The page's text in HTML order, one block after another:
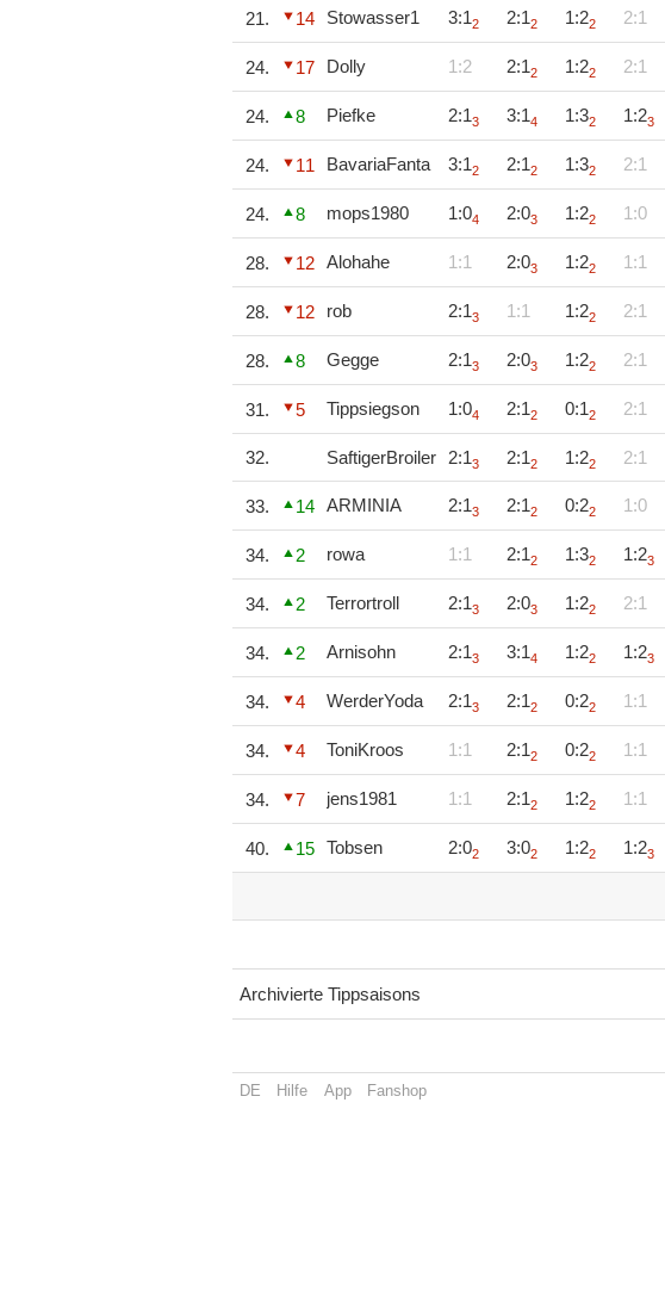
21. 14 Stowasser1 3:12 2:12 1:22 2:1
24. 17 Dolly 1:2 2:12 1:22 2:1
24. 8 Piefke 2:13 3:14 1:32 1:23
24. 11 BavariaFanta 3:12 2:12 1:32 2:1
24. 8 mops1980 1:04 2:03 1:22 1:0
28. 12 Alohahe 1:1 2:03 1:22 1:1
28. 12 rob 2:13 1:1 1:22 2:1
28. 8 Gegge 2:13 2:03 1:22 2:1
31. 5 Tippsiegson 1:04 2:12 0:12 2:1
32. SaftigerBroiler 2:13 2:12 1:22 2:1
33. 14 ARMINIA 2:13 2:12 0:22 1:0
34. 2 rowa 1:1 2:12 1:32 1:23
34. 2 Terrortroll 2:13 2:03 1:22 2:1
34. 2 Arnisohn 2:13 3:14 1:22 1:23
34. 4 WerderYoda 2:13 2:12 0:22 1:1
34. 4 ToniKroos 1:1 2:12 0:22 1:1
34. 7 jens1981 1:1 2:12 1:22 1:1
40. 15 Tobsen 2:02 3:02 1:22 1:23
Archivierte Tippsaisons
DE Hilfe App Fanshop